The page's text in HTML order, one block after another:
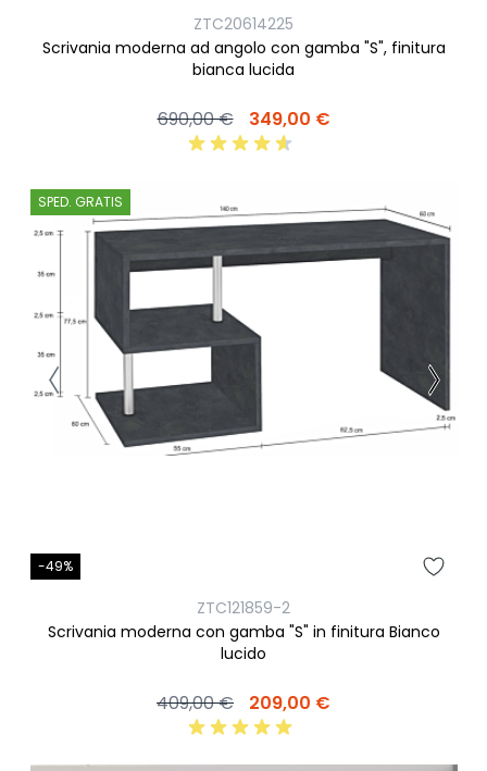
ZTC20614225
Scrivania moderna ad angolo con gamba "S", finitura
bianca lucida
690,00 € 349,00 €
SPED. GRATIS
-49%
ZTC121859-2
Scrivania moderna con gamba "S" in finitura Bianco
lucido
409,00 € 209,00 €